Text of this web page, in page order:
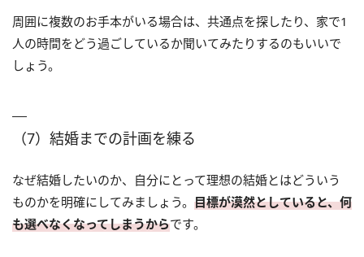
周囲に複数のお手本がいる場合は、共通点を探したり、家で1
人の時間をどう過ごしているか聞いてみたりするのもいいで
しょう。
（7）結婚までの計画を練る
なぜ結婚したいのか、自分にとって理想の結婚とはどういう
ものかを明確にしてみましょう。 目標が漠然としていると、何
も選べなくなってしまうからです。